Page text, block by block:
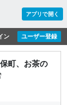
アプリで開く
ユーザー登録
ン
町、お茶の